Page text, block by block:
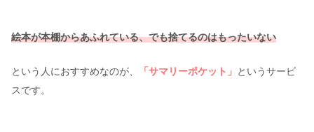
絵本が本棚からあふれている、でも捨てるのはもったいない
という人におすすめなのが、 「サマリーポケット」 というサービ
スです。